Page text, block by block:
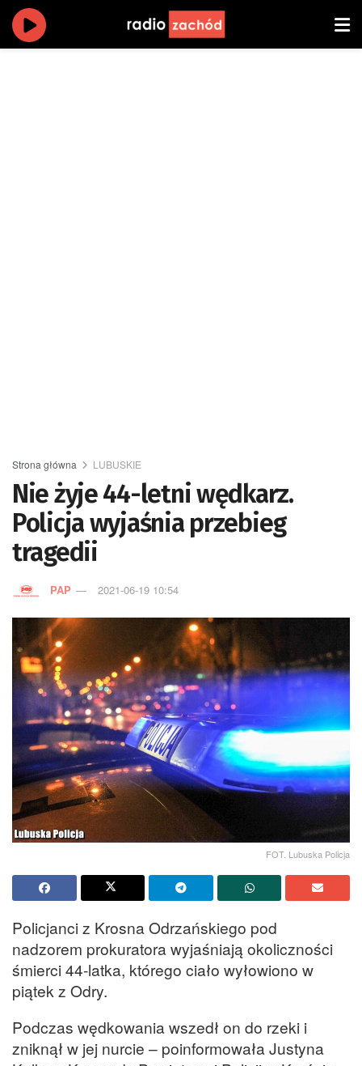
Strona główna LUBUSKIE
Nie żyje 44-letni wędkarz.
Policja wyjaśnia przebieg
tragedii
PAP 2021-06-19 10:54
FOT. Lubuska Policja
Policjanci z Krosna Odrzańskiego pod
nadzorem prokuratora wyjaśniają okoliczności
śmierci 44-latka, którego ciało wyłowiono w
piątek z Odry.
Podczas wędkowania wszedł on do rzeki i
zniknął w jej nurcie – poinformowała Justyna